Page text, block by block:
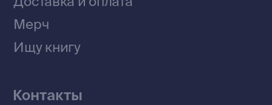
Договор оферты
© 2026 Все права защищены